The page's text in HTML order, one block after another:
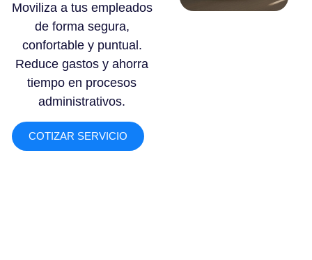
Moviliza a tus empleados
de forma segura,
confortable y puntual.
Reduce gastos y ahorra
tiempo en procesos
administrativos.
COTIZAR SERVICIO